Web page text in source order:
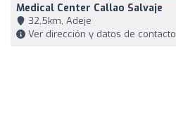
Medical Center Callao Salvaje
32,5km, Adeje
Ver dirección y datos de contacto